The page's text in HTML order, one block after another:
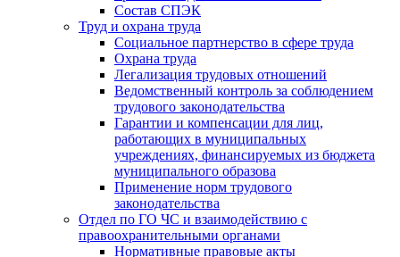
Состав СПЭК
Труд и охрана труда
Социальное партнерство в сфере труда
Охрана труда
Легализация трудовых отношений
Ведомственный контроль за соблюдением
трудового законодательства
Гарантии и компенсации для лиц,
работающих в муниципальных
учреждениях, финансируемых из бюджета
муниципального образова
Применение норм трудового
законодательства
Отдел по ГО ЧС и взаимодействию с
правоохранительными органами
Нормативные правовые акты